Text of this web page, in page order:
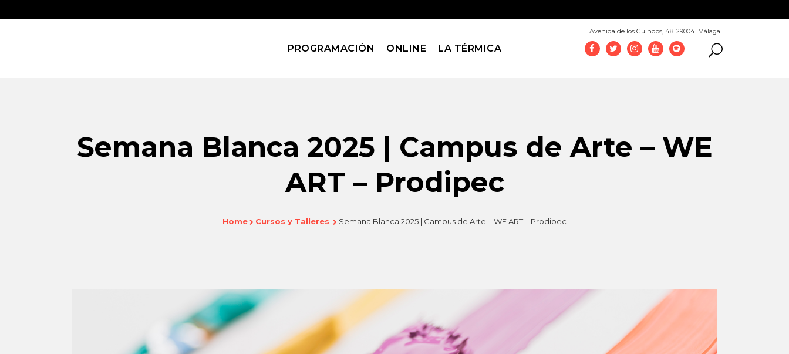
Avenida de los Guindos, 48. 29004. Málaga
PROGRAMACIÓN ONLINE LA TÉRMICA
Semana Blanca 2025 | Campus de Arte – WE
ART – Prodipec
Home Cursos y Talleres Semana Blanca 2025 | Campus de Arte – WE ART – Prodipec